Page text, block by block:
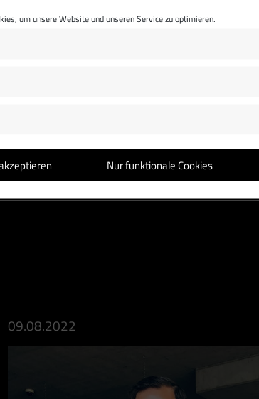
um unsere Website und unseren Service zu optimieren.
Nur funktionale Cookies
Video dazu …
09.08.2022